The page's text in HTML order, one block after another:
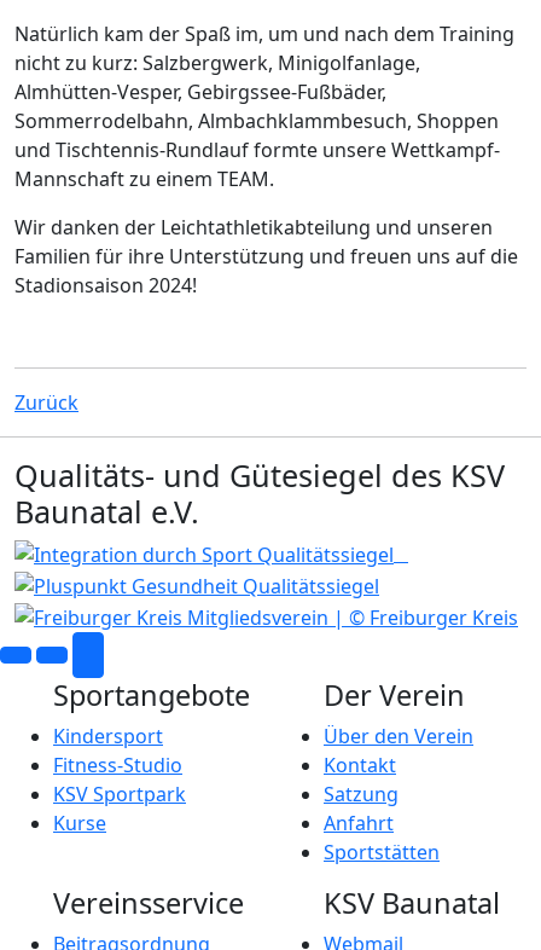
Natürlich kam der Spaß im, um und nach dem Training
nicht zu kurz: Salzbergwerk, Minigolfanlage,
Almhütten-Vesper, Gebirgssee-Fußbäder,
Sommerrodelbahn, Almbachklammbesuch, Shoppen
und Tischtennis-Rundlauf formte unsere Wettkampf-
Mannschaft zu einem TEAM.
Wir danken der Leichtathletikabteilung und unseren
Familien für ihre Unterstützung und freuen uns auf die
Stadionsaison 2024!
Zurück
Qualitäts- und Gütesiegel des KSV
Baunatal e.V.
Sportangebote
Kindersport
Fitness-Studio
KSV Sportpark
Kurse
Der Verein
Über den Verein
Kontakt
Satzung
Anfahrt
Sportstätten
Vereinsservice
Beitragsordnung
KSV Baunatal
Webmail